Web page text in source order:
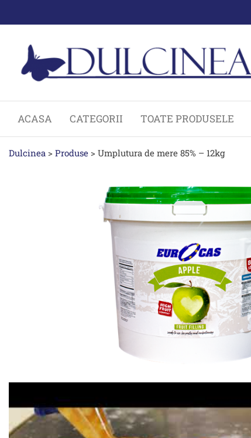
ACASA CATEGORII TOATE PRODUSELE
Dulcinea > Produse > Umplutura de mere 85% – 12kg